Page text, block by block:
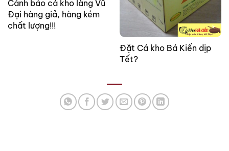
Cảnh báo cá kho làng Vũ
Đại hàng giả, hàng kém
chất lượng!!!
Đặt Cá kho Bá Kiến dịp
Tết?